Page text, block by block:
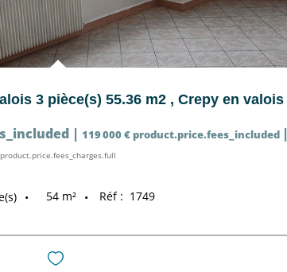
3 pièce(s) 55.36 m2 , Crepy en valois
| 119 000 € product.price.fees_included |
product.price.fees_charges.full
54 m² Réf : 1749